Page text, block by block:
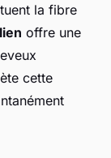
la fibre
offre une
cette